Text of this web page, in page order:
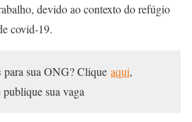
devido ao contexto do refúgio
covid-19.
para sua ONG? Clique aqui,
publique sua vaga